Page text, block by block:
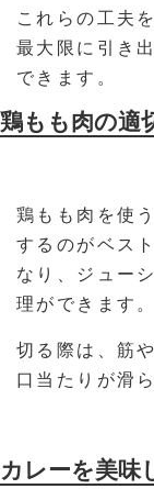
これらの工夫
最大限に引き
できます。
鶏もも肉の適
鶏もも肉を使
するのがベス
なり、ジュー
理ができます。
切る際は、筋
口当たりが滑
カレーを美味